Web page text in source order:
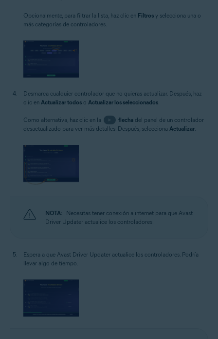
Opcionalmente, para filtrar la lista, haz clic en Filtros y selecciona una o
más categorías de controladores.
Desmarca cualquier controlador que no quieras actualizar. Después, haz
clic en Actualizar todos o Actualizar los seleccionados
Como alternativa, haz clic en la > flechadel panel de un controlador
desactualizado para ver más detalles. Después, selecciona Actualizar
NOTA:
Necesitas tener conexión a internet para que Avast
Driver Updater actualice los controladores.
Espera a que Avast Driver Updater actualice los controladores. Podría
llevar algo de tiempo.